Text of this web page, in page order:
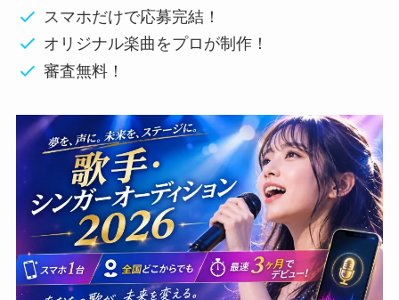
スマホだけで応募完結！
オリジナル楽曲をプロが制作！
審査無料！